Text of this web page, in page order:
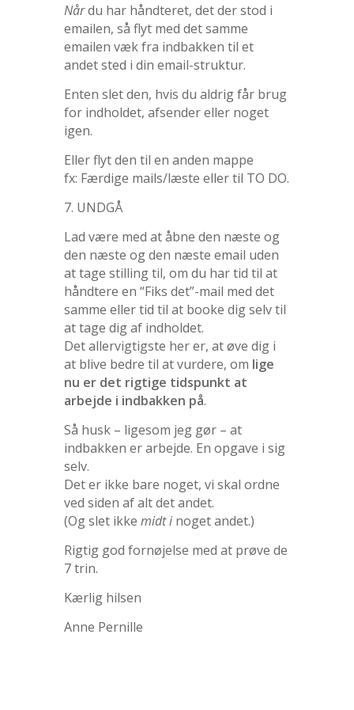
Nårdu har håndteret, det der stod i
emailen, så flyt med det samme
emailen væk fra indbakken til et
andet sted i din email-struktur.
Enten slet den, hvis du aldrig får brug
for indholdet, afsender eller noget
igen.
Eller flyt den til en anden mappe
fx: Færdige mails/læste eller til TO DO.
7. UNDGÅ
Lad være med at åbne den næste og
den næste og den næste email uden
at tage stilling til, om du har tid til at
håndtere en “Fiks det”-mail med det
samme eller tid til at booke dig selv til
at tage dig af indholdet.
Det allervigtigste her er, at øve dig i
at blive bedre til at vurdere, om lige
nu er det rigtige tidspunkt at
arbejde i indbakken på.
Så husk – ligesom jeg gør – at
indbakken er arbejde. En opgave i sig
selv.
Det er ikke bare noget, vi skal ordne
ved siden af alt det andet.
(Og slet ikke midt inoget andet.)
Rigtig god fornøjelse med at prøve de
7 trin.
Kærlig hilsen
Anne Pernille